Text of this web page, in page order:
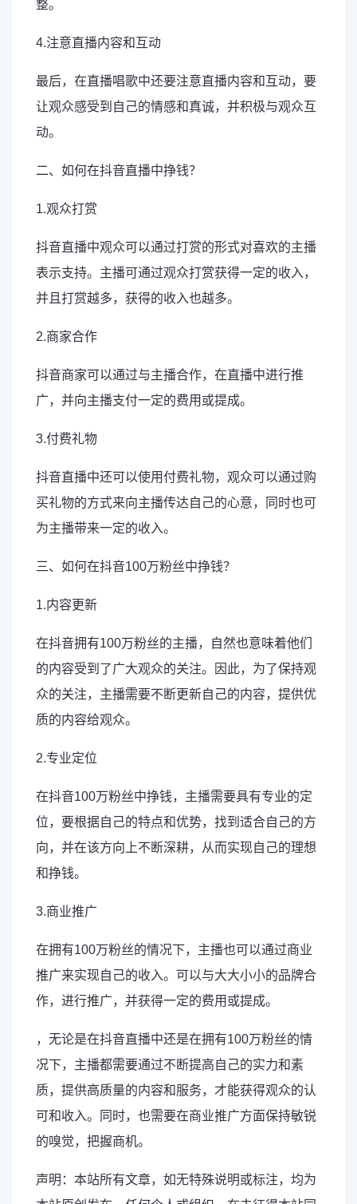
整。
4.注意直播内容和互动
最后，在直播唱歌中还要注意直播内容和互动，要
让观众感受到自己的情感和真诚，并积极与观众互
动。
二、如何在抖音直播中挣钱？
1.观众打赏
抖音直播中观众可以通过打赏的形式对喜欢的主播
表示支持。主播可通过观众打赏获得一定的收入，
并且打赏越多，获得的收入也越多。
2.商家合作
抖音商家可以通过与主播合作，在直播中进行推
广，并向主播支付一定的费用或提成。
3.付费礼物
抖音直播中还可以使用付费礼物，观众可以通过购
买礼物的方式来向主播传达自己的心意，同时也可
为主播带来一定的收入。
三、如何在抖音100万粉丝中挣钱？
1.内容更新
在抖音拥有100万粉丝的主播，自然也意味着他们
的内容受到了广大观众的关注。因此，为了保持观
众的关注，主播需要不断更新自己的内容，提供优
质的内容给观众。
2.专业定位
在抖音100万粉丝中挣钱，主播需要具有专业的定
位，要根据自己的特点和优势，找到适合自己的方
向，并在该方向上不断深耕，从而实现自己的理想
和挣钱。
3.商业推广
在拥有100万粉丝的情况下，主播也可以通过商业
推广来实现自己的收入。可以与大大小小的品牌合
作，进行推广，并获得一定的费用或提成。
，无论是在抖音直播中还是在拥有100万粉丝的情
况下，主播都需要通过不断提高自己的实力和素
质，提供高质量的内容和服务，才能获得观众的认
可和收入。同时，也需要在商业推广方面保持敏锐
的嗅觉，把握商机。
声明：本站所有文章，如无特殊说明或标注，均为